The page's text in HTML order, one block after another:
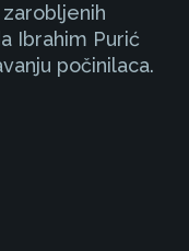
Ibrahim Purić
počinilaca.